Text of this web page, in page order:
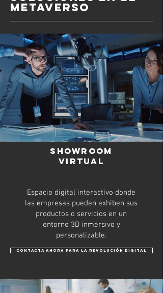
metaverso
Showroom
virtual
Espacio digital interactivo donde
las empresas pueden exhiben sus
productos o servicios en un
entorno 3D inmersivo y
personalizable.
Contacta ahora para la revolución digital